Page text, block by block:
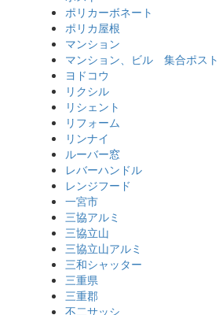
ポリカーボネート
ポリカ屋根
マンション
マンション、ビル 集合ポスト
ヨドコウ
リクシル
リシェント
リフォーム
リンナイ
ルーバー窓
レバーハンドル
レンジフード
一宮市
三協アルミ
三協立山
三協立山アルミ
三和シャッター
三重県
三重郡
不二サッシ